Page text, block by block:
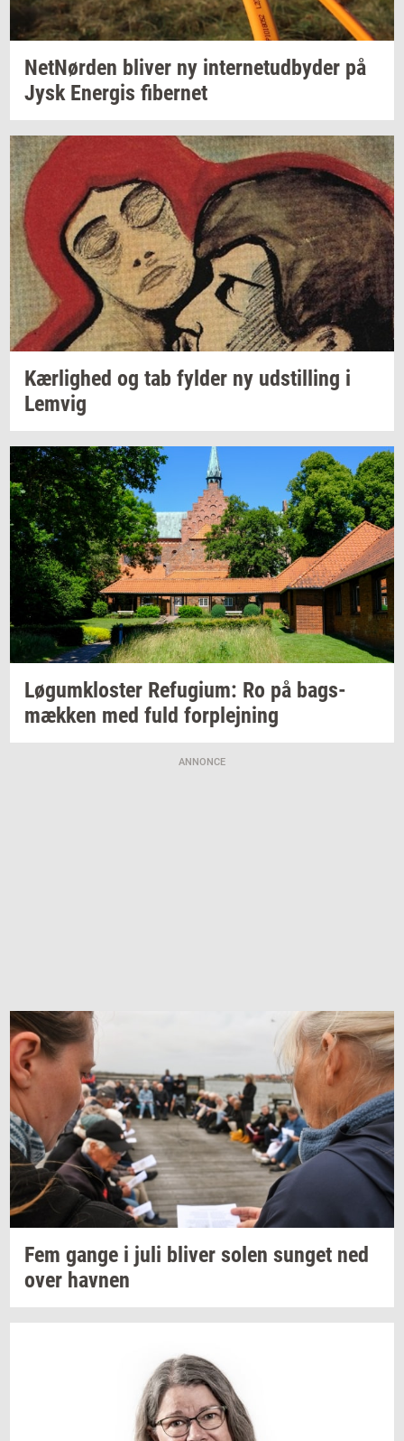
Net­Nør­den bli­ver ny in­ter­ne­tud­by­der på
Jysk Ener­gis fi­ber­net
Kær­lig­hed og tab fyl­der ny ud­stil­ling i
Lemvig
Løgum­klo­ster Re­fu­gi­um: Ro på bags­
mæk­ken med fuld for­plej­ning
ANNONCE
Fem gange i juli bli­ver solen sun­get ned
over hav­nen